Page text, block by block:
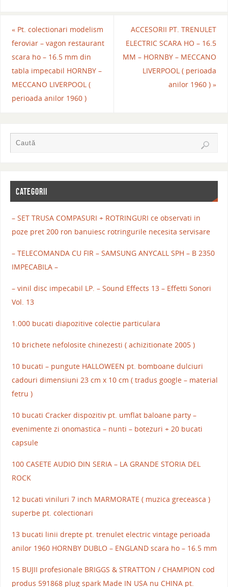
«Pt. colectionari modelism
feroviar – vagon restaurant
scara ho – 16.5 mm din
tabla impecabil HORNBY –
MECCANO LIVERPOOL (
perioada anilor 1960 )
ACCESORII PT. TRENULET
ELECTRIC SCARA HO – 16.5
MM – HORNBY – MECCANO
LIVERPOOL ( perioada
anilor 1960 )»
CATEGORII
– SET TRUSA COMPASURI + ROTRINGURI ce observati in
poze pret 200 ron banuiesc rotringurile necesita servisare
– TELECOMANDA CU FIR – SAMSUNG ANYCALL SPH – B 2350
IMPECABILA –
– vinil disc impecabil LP. – Sound Effects 13 – Effetti Sonori
Vol. 13
1.000 bucati diapozitive colectie particulara
10 brichete nefolosite chinezesti ( achizitionate 2005 )
10 bucati – pungute HALLOWEEN pt. bomboane dulciuri
cadouri dimensiuni 23 cm x 10 cm ( tradus google – material
fetru )
10 bucati Cracker dispozitiv pt. umflat baloane party –
evenimente zi onomastica – nunti – botezuri + 20 bucati
capsule
100 CASETE AUDIO DIN SERIA – LA GRANDE STORIA DEL
ROCK
12 bucati viniluri 7 inch MARMORATE ( muzica greceasca )
superbe pt. colectionari
13 bucati linii drepte pt. trenulet electric vintage perioada
anilor 1960 HORNBY DUBLO – ENGLAND scara ho – 16.5 mm
15 BUJII profesionale BRIGGS & STRATTON / CHAMPION cod
produs 591868 plug spark Made IN USA nu CHINA pt.